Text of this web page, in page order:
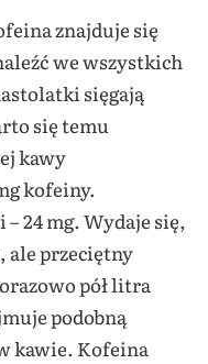
znajduje się
we wszystkich
sięgają
się temu
kawy
kofeiny.
24 mg. Wydaje się,
ale przeciętny
pół litra
podobną
kawie. Kofeina